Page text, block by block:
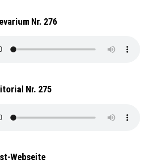
Nr. 276
Nr. 275
Webseite